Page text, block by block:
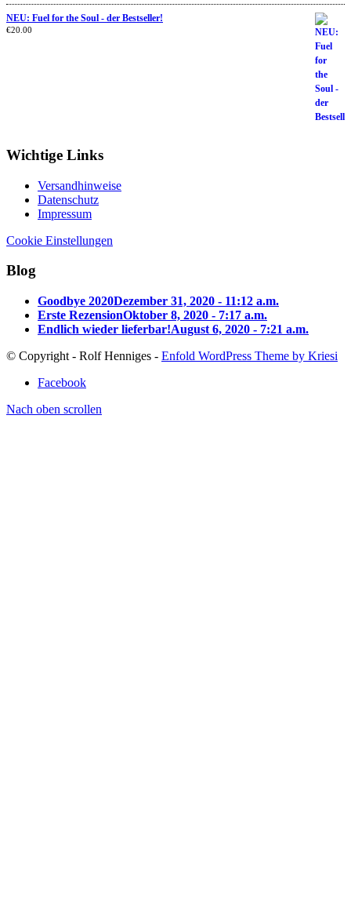
NEU: Fuel for the Soul - der Bestseller!
€20.00
Wichtige Links
Versandhinweise
Datenschutz
Impressum
Cookie Einstellungen
Blog
Goodbye 2020Dezember 31, 2020 - 11:12 a.m.
Erste RezensionOktober 8, 2020 - 7:17 a.m.
Endlich wieder lieferbar!August 6, 2020 - 7:21 a.m.
© Copyright - Rolf Henniges - Enfold WordPress Theme by Kriesi
Facebook
Nach oben scrollen